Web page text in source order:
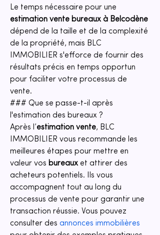
Le temps nécessaire pour une
estimation vente bureaux à Belcodène
dépend de la taille et de la complexité
de la propriété, mais BLC
IMMOBILIER s'efforce de fournir des
résultats précis en temps opportun
pour faciliter votre processus de
vente.
### Que se passe-t-il après
l'estimation des bureaux ?
Après l’estimation vente, BLC
IMMOBILIER vous recommande les
meilleures étapes pour mettre en
valeur vos bureaux et attirer des
acheteurs potentiels. Ils vous
accompagnent tout au long du
processus de vente pour garantir une
transaction réussie. Vous pouvez
consulter des annonces immobilières